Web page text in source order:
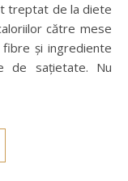
treptat de la diete
către mese
și ingrediente
de sațietate. Nu